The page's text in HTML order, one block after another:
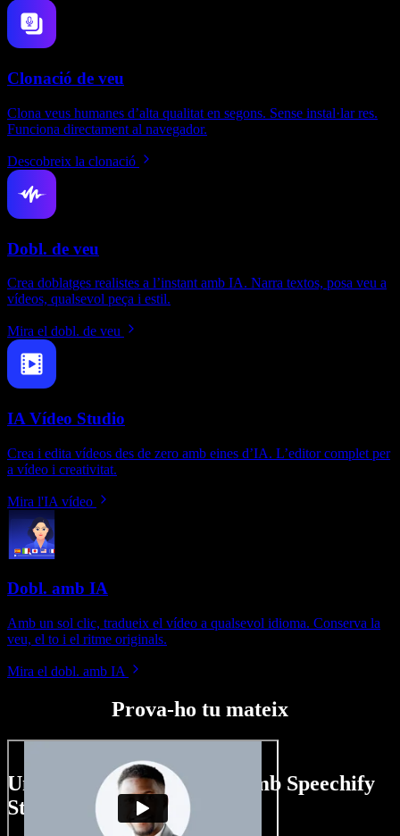
Clonació de veu
Clona veus humanes d’alta qualitat en segons. Sense instal·lar res.
Funciona directament al navegador.
Descobreix la clonació
Dobl. de veu
Crea doblatges realistes a l’instant amb IA. Narra textos, posa veu a
vídeos, qualsevol peça i estil.
Mira el dobl. de veu
IA Vídeo Studio
Crea i edita vídeos des de zero amb eines d’IA. L’editor complet per
a vídeo i creativitat.
Mira l'IA vídeo
Dobl. amb IA
Amb un sol clic, tradueix el vídeo a qualsevol idioma. Conserva la
veu, el to i el ritme originals.
Mira el dobl. amb IA
Prova-ho tu mateix
Un tastet del que pots fer amb Speechify
Studio.